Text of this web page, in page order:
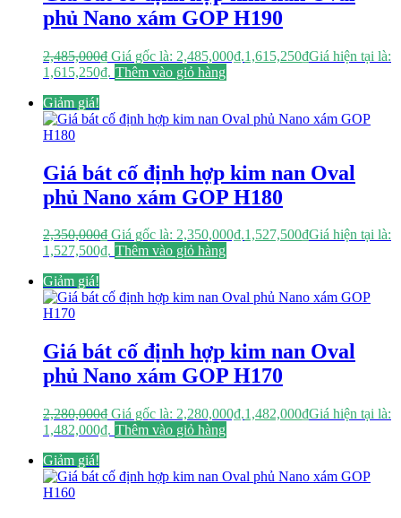
phủ Nano xám GOP H190
2,485,000₫ Giá gốc là: 2,485,000₫.1,615,250₫Giá hiện tại là:
1,615,250₫. Thêm vào giỏ hàng
Giảm giá!
Giá bát cố định hợp kim nan Oval
phủ Nano xám GOP H180
2,350,000₫ Giá gốc là: 2,350,000₫.1,527,500₫Giá hiện tại là:
1,527,500₫. Thêm vào giỏ hàng
Giảm giá!
Giá bát cố định hợp kim nan Oval
phủ Nano xám GOP H170
2,280,000₫ Giá gốc là: 2,280,000₫.1,482,000₫Giá hiện tại là:
1,482,000₫. Thêm vào giỏ hàng
Giảm giá!